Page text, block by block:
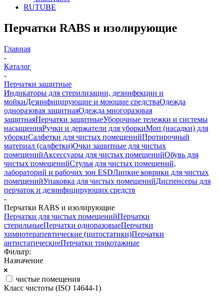
RUTUBE
Перчатки RABS и изолирующие
Главная
-
Каталог
-
Перчатки защитные
Индикаторы для стерилизации, дезинфекции и
мойкиДезинфицирующие и моющие средстваОдежда
одноразовая защитнаяОдежда многоразовая
защитнаяПерчатки защитныеУборочные тележки и системы
насыщенияРучки и держатели для уборкиМоп (насадки) для
уборкиСалфетки для чистых помещенийПротирочный
материал (салфетки)Очки защитные для чистых
помещенийАксессуары для чистых помещенийОбувь для
чистых помещенийСтулья для чистых помещений,
лабораторий и рабочих зон ESDЛипкие коврики для чистых
помещенийУпаковка для чистых помещенийДиспенсеры для
перчаток и дезинфицирующих средств
-
Перчатки RABS и изолирующие
Перчатки для чистых помещенийПерчатки
стерильныеПерчатки одноразовыеПерчатки
химиотерапевтические (цитостатики)Перчатки
антистатическиеПерчатки трикотажные
Фильтр:
Назначение
чистые помещения
Класс чистоты (ISO 14644-1)